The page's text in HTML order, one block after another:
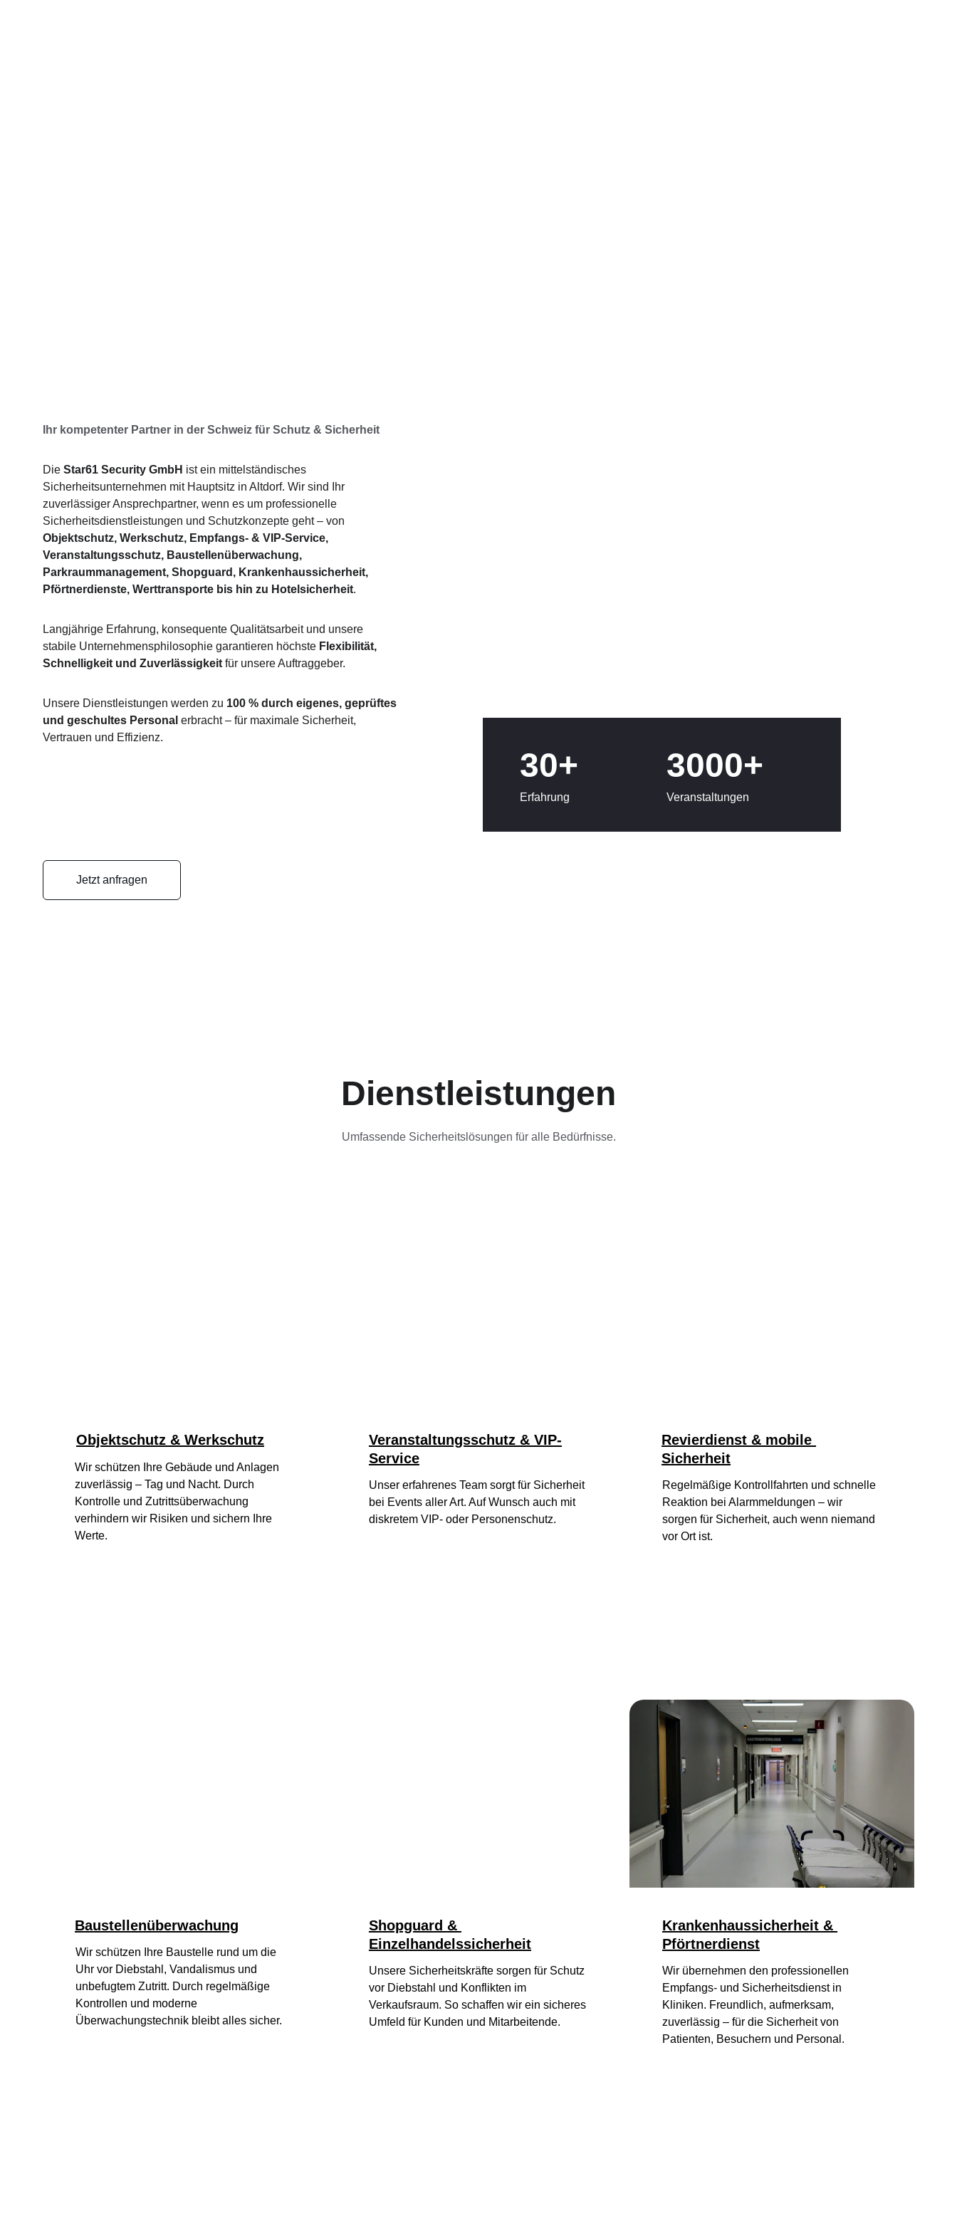
Ihr kompetenter Partner in der Schweiz für Schutz & Sicherheit
Die Star61 Security GmbH ist ein mittelständisches
Sicherheitsunternehmen mit Hauptsitz in Altdorf. Wir sind Ihr
zuverlässiger Ansprechpartner, wenn es um professionelle
Sicherheitsdienstleistungen und Schutzkonzepte geht – von
Objektschutz, Werkschutz, Empfangs- & VIP-Service,
Veranstaltungsschutz, Baustellenüberwachung,
Parkraummanagement, Shopguard, Krankenhaussicherheit,
Pförtnerdienste, Werttransporte bis hin zu Hotelsicherheit.
Langjährige Erfahrung, konsequente Qualitätsarbeit und unsere
stabile Unternehmensphilosophie garantieren höchste Flexibilität,
Schnelligkeit und Zuverlässigkeit für unsere Auftraggeber.
Unsere Dienstleistungen werden zu 100 % durch eigenes, geprüftes
und geschultes Personal erbracht – für maximale Sicherheit,
Vertrauen und Effizienz.
30+ 3000+
Veranstaltungen
Erfahrung
Jetzt anfragen
Dienstleistungen
Objektschutz & Werkschutz
Wir schützen Ihre Gebäude und Anlagen
zuverlässig – Tag und Nacht. Durch
Kontrolle und Zutrittsüberwachung
verhindern wir Risiken und sichern Ihre
Werte.
Veranstaltungsschutz & VIP-
Service
Unser erfahrenes Team sorgt für Sicherheit
bei Events aller Art. Auf Wunsch auch mit
diskretem VIP- oder Personenschutz.
Regelmäßige Kontrollfahrten und schnelle
Reaktion bei Alarmmeldungen – wir
sorgen für Sicherheit, auch wenn niemand
vor Ort ist.
Revierdienst & mobile
Sicherheit
Umfassende Sicherheitslösungen für alle Bedürfnisse.
Baustellenüberwachung
Wir schützen Ihre Baustelle rund um die
Uhr vor Diebstahl, Vandalismus und
unbefugtem Zutritt. Durch regelmäßige
Kontrollen und moderne
Überwachungstechnik bleibt alles sicher.
Shopguard &
Einzelhandelssicherheit
Unsere Sicherheitskräfte sorgen für Schutz
vor Diebstahl und Konflikten im
Verkaufsraum. So schaffen wir ein sicheres
Umfeld für Kunden und Mitarbeitende.
Wir übernehmen den professionellen
Empfangs- und Sicherheitsdienst in
Kliniken. Freundlich, aufmerksam,
zuverlässig – für die Sicherheit von
Patienten, Besuchern und Personal.
Krankenhaussicherheit &
Pförtnerdienst